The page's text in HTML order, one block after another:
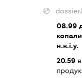
08.99
н.в.і.у.
20.59